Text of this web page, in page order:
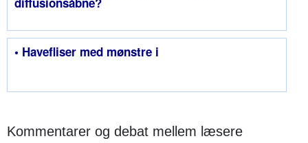
• Havefliser med mønstre i
Kommentarer og debat mellem læsere